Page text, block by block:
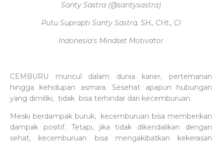
Santy Sastra (@santysastra)
Putu Suprapti Santy Sastra, SH., CHt., CI
Indonesia's Mindset Motivator
CEMBURU muncul dalam dunia karier, pertemanan
hingga kehidupan asmara. Sesehat apapun hubungan
yang dimiliki, tidak bisa terhindar dari kecemburuan.
Meski berdampak buruk, kecemburuan bisa memberikan
dampak positif. Tetapi, jika tidak dikendalikan dengan
sehat, kecemburuan bisa mengakibatkan kekerasan